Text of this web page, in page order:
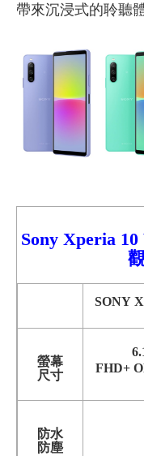
帶來沉浸式的聆聽體
Sony Xperia 10
SONY
螢幕
尺寸
FHD+
防水
防塵